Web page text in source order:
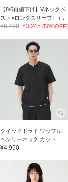
【8/6再値下げ】Vネックベ
スト×ロングスリーブT（...
¥6,490 ¥3,245 [50%OFF]
クイックドライ ワッフル
ヘンリーネック カット...
¥4,950